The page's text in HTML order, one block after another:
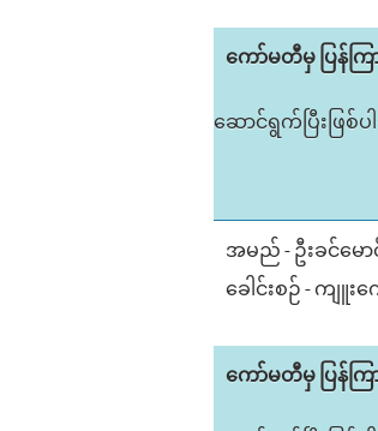
ကော်မတီမှ ပြန်ကြ
ဆောင်ရွက်ပြီးဖြစ်
အမည် - ဦးခင်မော
ခေါင်းစဉ် - ကျူး
ကော်မတီမှ ပြန်ကြ